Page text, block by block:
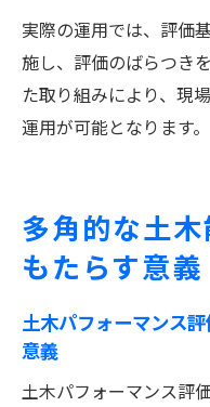
実際の運用では、評価
施し、評価のばらつき
た取り組みにより、現
運用が可能となります。
多角的な土
もたらす意義
土木パフォーマンス
意義
土木パフォーマンス評